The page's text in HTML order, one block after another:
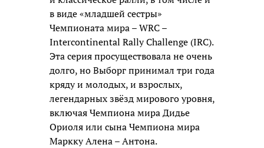
в виде «младшей сестры»
Чемпионата мира – WRC –
Intercontinental Rally Challenge (IRC).
Эта серия просуществовала не очень
долго, но Выборг принимал три года
кряду и молодых, и взрослых,
легендарных звёзд мирового уровня,
включая Чемпиона мира Дидье
Ориоля или сына Чемпиона мира
Маркку Алена – Антона.